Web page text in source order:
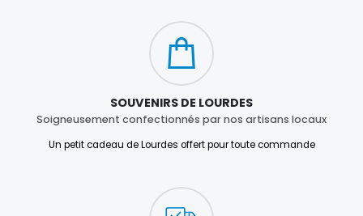
SOUVENIRS DE LOURDES
Soigneusement confectionnés par nos artisans locaux
Un petit cadeau de Lourdes offert pour toute commande